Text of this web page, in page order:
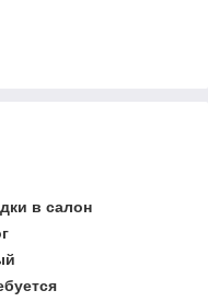
в салон